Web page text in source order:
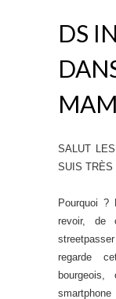
DS
SALUT
SUIS TRÈS
Pourquoi ?
revoir, de
regarde